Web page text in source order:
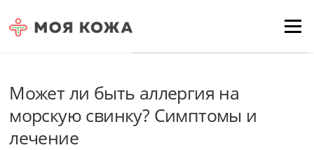
Menu
Может ли быть аллергия на
морскую свинку? Симптомы и
лечение
Для любых предложений по